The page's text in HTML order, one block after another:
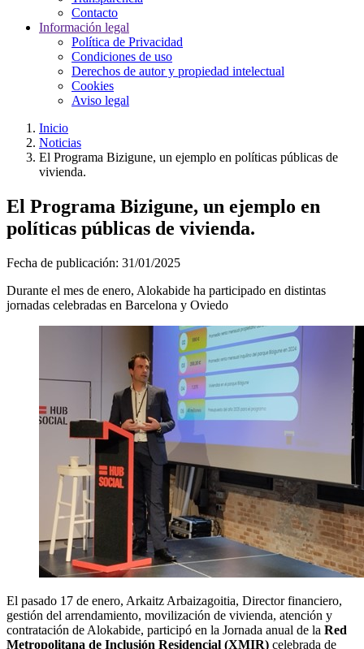
Contacto
Información legal
Política de Privacidad
Condiciones de uso
Derechos de autor y propiedad intelectual
Cookies
Aviso legal
Inicio
Noticias
El Programa Bizigune, un ejemplo en políticas públicas de
vivienda.
El Programa Bizigune, un ejemplo en
políticas públicas de vivienda.
Fecha de publicación: 31/01/2025
Durante el mes de enero, Alokabide ha participado en distintas
jornadas celebradas en Barcelona y Oviedo
El pasado 17 de enero, Arkaitz Arbaizagoitia, Director financiero,
gestión del arrendamiento, movilización de vivienda, atención y
contratación de Alokabide, participó en la Jornada anual de la Red
Metropolitana de Inclusión Residencial (XMIR) celebrada de